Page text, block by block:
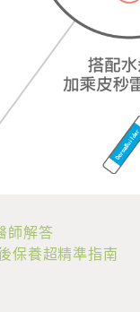
師解答
保養超精準指南